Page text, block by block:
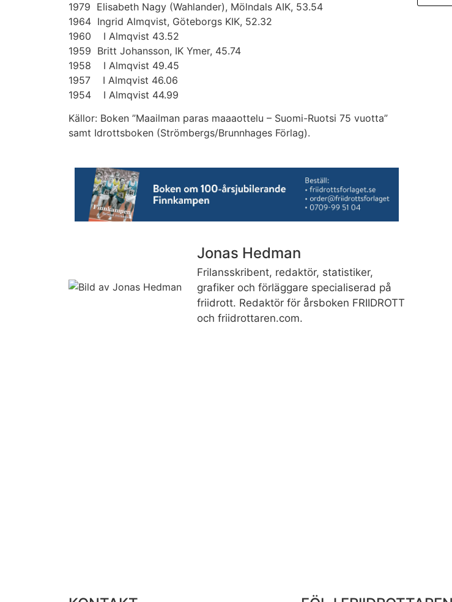
1979 Elisabeth Nagy (Wahlander), Mölndals AIK, 53.54
1964 Ingrid Almqvist, Göteborgs KIK, 52.32
1960 I Almqvist 43.52
1959 Britt Johansson, IK Ymer, 45.74
1958 I Almqvist 49.45
1957 I Almqvist 46.06
1954 I Almqvist 44.99
Källor: Boken ”Maailman paras maaaottelu – Suomi-Ruotsi 75 vuotta”
samt Idrottsboken (Strömbergs/Brunnhages Förlag).
Jonas Hedman
Frilansskribent, redaktör, statistiker,
grafiker och förläggare specialiserad på
friidrott. Redaktör för årsboken FRIIDROTT
och friidrottaren.com.